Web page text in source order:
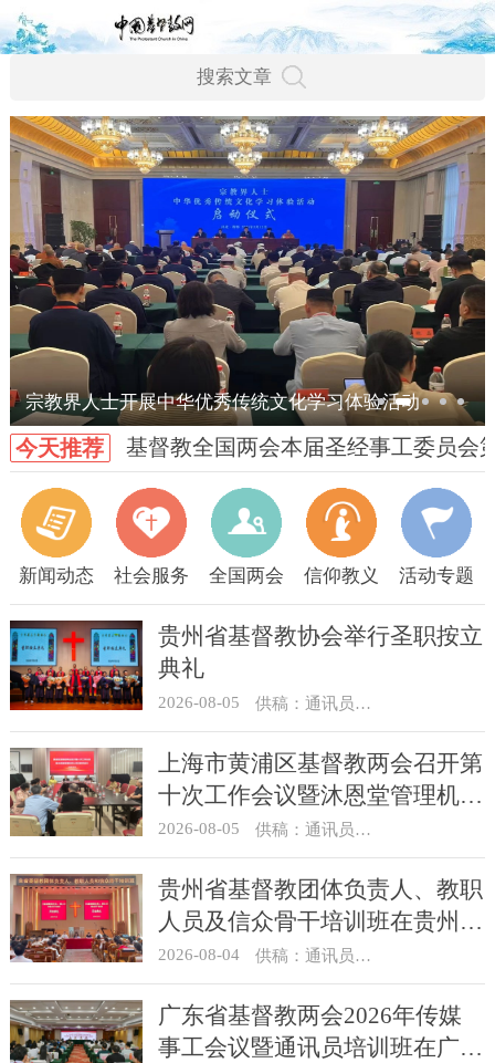
宗教界人士开展中华优秀传统文化学习体验活动
今天推荐 基督教全国两会本届圣经事工委员会
新闻动态 社会服务 全国两会 信仰教义 活动专题
贵州省基督教协会举行圣职按立
典礼
2026-08-05 供稿：通讯员 杨菁
上海市黄浦区基督教两会召开第
十次工作会议暨沐恩堂管理机构
七月份联席会议
2026-08-05 供稿：通讯员 景健美
贵州省基督教团体负责人、教职
人员及信众骨干培训班在贵州圣
经学校举办
2026-08-04 供稿：通讯员 杨菁
广东省基督教两会2026年传媒
事工会议暨通讯员培训班在广州